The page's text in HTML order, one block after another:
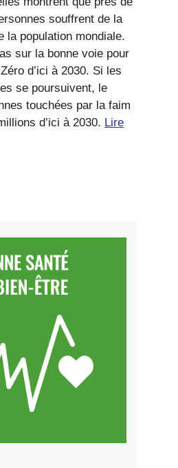
souffrent de la
la population mondiale.
sur la bonne voie pour
d’ici à 2030. Si les
se poursuivent, le
touchées par la faim
d’ici à 2030. Lire